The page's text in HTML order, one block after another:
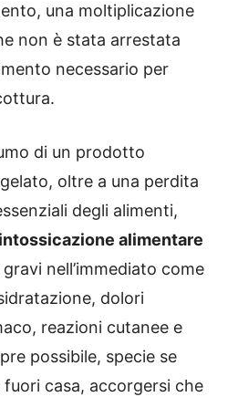
una moltiplicazione
non è stata arrestata
necessario per
di un prodotto
oltre a una perdita
degli alimenti,
alimentare
nell’immediato come
dolori
reazioni cutanee e
possibile, specie se
casa, accorgersi che